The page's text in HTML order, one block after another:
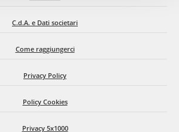
C.d.A. e Dati societari
Come raggiungerci
Privacy Policy
Policy Cookies
Privacy 5x1000